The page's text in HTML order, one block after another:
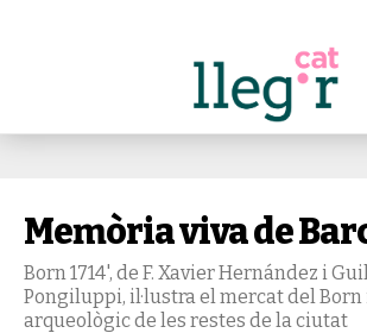
Memòria viva de
Born 1714', de F. Xavier Hernández i
Pongiluppi, il·lustra el mercat del
arqueològic de les restes de la ciutat